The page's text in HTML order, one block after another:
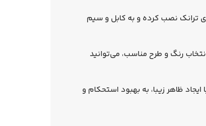
ترانک نصب کرده و به کابل و سیم
رنگ و طرح مناسب، می‌توانید
ظاهر زیبا، به بهبود استحکام و